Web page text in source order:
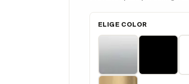
ELIGE COLOR